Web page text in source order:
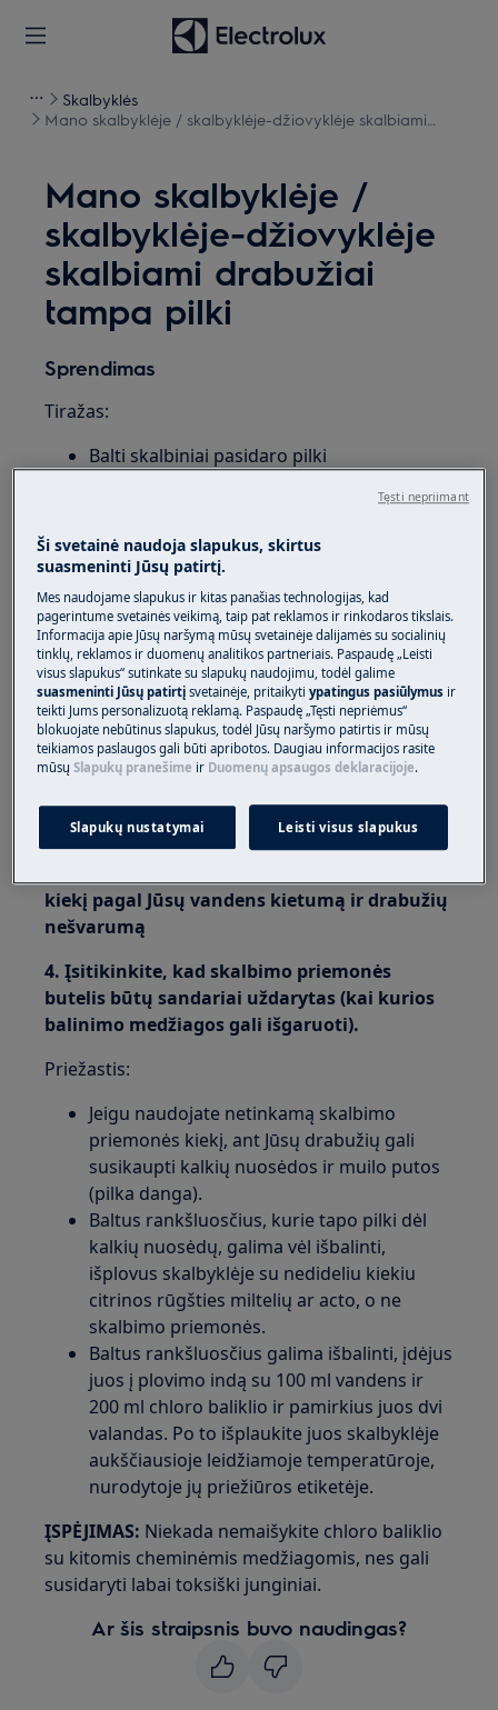
Skalbyklės
Mano skalbyklėje / skalbyklėje-džiovyklėje skalbiami
Mano skalbyklėje /
skalbyklėje-džiovyklėje
skalbiami drabužiai
tampa pilki
Sprendimas
Tiražas:
Balti skalbiniai pasidaro pilki
Priekinio krautuvo skalbimo mašina /
skalbimo mašina
Viršutinio krautuvo skalbimo mašina
Rezoliucija:
1. Visada išrūšiuokite baltus skalbinius ir
plaukite juos atskirai nuo kitų spalvų
skalbinių
2. Naudokite baltiems skalbiniams skirtą
skalbimo priemonę (joje yra balinimo
medžiagų, pavyzdžiui, natrio perkarbonato)
kiekį pagal Jūsų vandens kietumą ir drabužių
nešvarumą
4. Įsitikinkite, kad skalbimo priemonės
butelis būtų sandariai uždarytas (kai kurios
balinimo medžiagos gali išgaruoti).
Priežastis:
Jeigu naudojate netinkamą skalbimo
priemonės kiekį, ant Jūsų drabužių gali
susikaupti kalkių nuosėdos ir muilo putos
(pilka danga).
Baltus rankšluosčius, kurie tapo pilki dėl
kalkių nuosėdų, galima vėl išbalinti,
išplovus skalbyklėje su nedideliu kiekiu
citrinos rūgšties miltelių ar acto, o ne
skalbimo priemonės.
Baltus rankšluosčius galima išbalinti, įdėjus
juos į plovimo indą su 100 ml vandens ir
200 ml chloro baliklio ir pamirkius juos dvi
valandas. Po to išplaukite juos skalbyklėje
aukščiausioje leidžiamoje temperatūroje,
nurodytoje jų priežiūros etiketėje.
ĮSPĖJIMAS: Niekada nemaišykite chloro baliklio
su kitomis cheminėmis medžiagomis, nes gali
susidaryti labai toksiški junginiai.
Ar šis straipsnis buvo naudingas?
Ši svetainė naudoja slapukus, skirtus
suasmeninti Jūsų patirtį.
Mes naudojame slapukus ir kitas panašias technologijas, kad
pagerintume svetainės veikimą, taip pat reklamos ir rinkodaros tikslais.
Informacija apie Jūsų naršymą mūsų svetainėje dalijamės su socialinių
tinklų, reklamos ir duomenų analitikos partneriais. Paspaudę „Leisti
visus slapukus“ sutinkate su slapukų naudojimu, todėl galime
suasmeninti Jūsų patirtįsvetainėje, pritaikytiypatingus pasiūlymus ir
teikti Jums personalizuotą reklamą. Paspaudę „Tęsti nepriėmus“
blokuojate nebūtinus slapukus, todėl Jūsų naršymo patirtis ir mūsų
teikiamos paslaugos gali būti apribotos. Daugiau informacijos rasite
mūsųSlapukų pranešime ir Duomenų apsaugos deklaracijoje.
Slapukų nustatymai Leisti visus slapukus
Tęsti nepriimant